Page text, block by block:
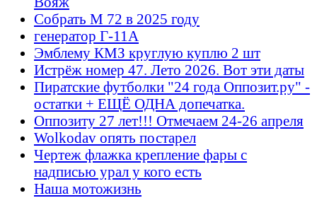
Собрать М 72 в 2025 году
генератор Г-11А
Эмблему КМЗ круглую куплю 2 шт
Истрёж номер 47. Лето 2026. Вот эти даты
Пиратские футболки "24 года Оппозит.ру" -
остатки + ЕЩЁ ОДНА допечатка.
Оппозиту 27 лет!!! Отмечаем 24-26 апреля
Wolkodav опять постарел
Чертеж флажка крепление фары с
надписью урал у кого есть
Наша мотожизнь